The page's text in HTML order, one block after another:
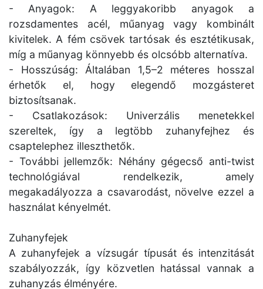
- Anyagok: A leggyakoribb anyagok a
rozsdamentes acél, műanyag vagy kombinált
kivitelek. A fém csövek tartósak és esztétikusak,
míg a műanyag könnyebb és olcsóbb alternatíva.
- Hosszúság: Általában 1,5–2 méteres hosszal
érhetők el, hogy elegendő mozgásteret
biztosítsanak.
- Csatlakozások: Univerzális menetekkel
szereltek, így a legtöbb zuhanyfejhez és
csaptelephez illeszthetők.
- További jellemzők: Néhány gégecső anti-twist
technológiával rendelkezik, amely
megakadályozza a csavarodást, növelve ezzel a
használat kényelmét.
Zuhanyfejek
A zuhanyfejek a vízsugár típusát és intenzitását
szabályozzák, így közvetlen hatással vannak a
zuhanyzás élményére.